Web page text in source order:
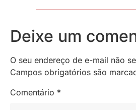
Deixe um
O seu endereço de e-mail não
Campos obrigatórios são
Comentário *